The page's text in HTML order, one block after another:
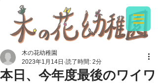
本日、今年度最後のワイワ
木の花幼稚園
2023年1月14日 読了時間: 2分